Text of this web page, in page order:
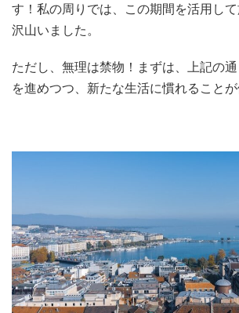
す！私の周りでは、この期間を活用し
沢山いました。
ただし、無理は禁物！まずは、上記の
を進めつつ、新たな生活に慣れることが